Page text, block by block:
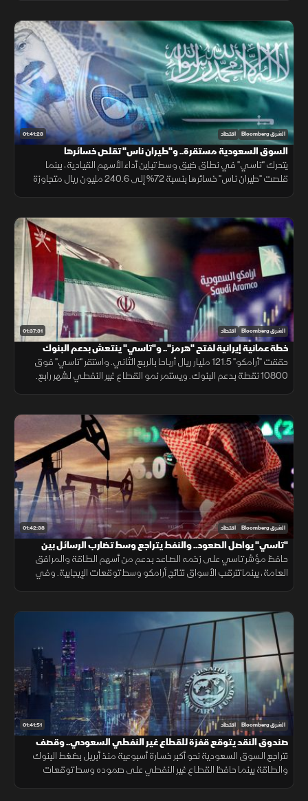
01:41:28 الشرق Bloomberg اقتصاد
السوق السعودية مستقرة.. و"طيران ناس" تقلص خسائرها
يتحرك "تاسي" في نطاق ضيق وسط تباين أداء الأسهم القيادية، بينما
قلصت "طيران ناس" خسائرها بنسبة 72% إلى 240.6 مليون ريال متجاوزة
01:37:31 الشرق Bloomberg اقتصاد
خطة عمانية إيرانية لفتح "هرمز".. و"تاسي" ينتعش بدعم البنوك
وأرباح "أرامكو"
حققت "أرامكو" 121.5 مليار ريال أرباحا بالربع الثاني. واستقر "تاسي" فوق
10800 نقطة بدعم البنوك. ويستمر نمو القطاع غير النفطي لشهر رابع.
01:42:38 الشرق Bloomberg اقتصاد
"تاسي" يواصل الصعود.. والنفط يتراجع وسط تضارب الرسائل بين
واشنطن وطهران
حافظ مؤشر تاسي على زخمه الصاعد بدعم من أسهم الطاقة والمرافق
العامة، بينما تترقب الأسواق نتائج أرامكو وسط توقعات الإيجابية. وفي
01:41:51 الشرق Bloomberg اقتصاد
صندوق النقد يتوقع قفزة للقطاع غير النفطي السعودي.. وقصف
أميركي على إيران
تتراجع السوق السعودية نحو أكبر خسارة أسبوعية منذ أبريل بضغط البنوك
والطاقة بينما حافظ القطاع غير النفطي على صموده وسط توقعات